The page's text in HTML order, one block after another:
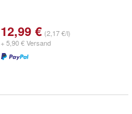
12,99 € (2,17 €/l)
+ 5,90 € Versand